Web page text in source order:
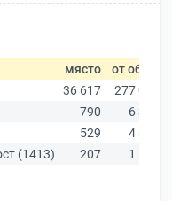
място от общо
36 617
277 019
790
6 347
529
4 459
(1413)
207 1 102